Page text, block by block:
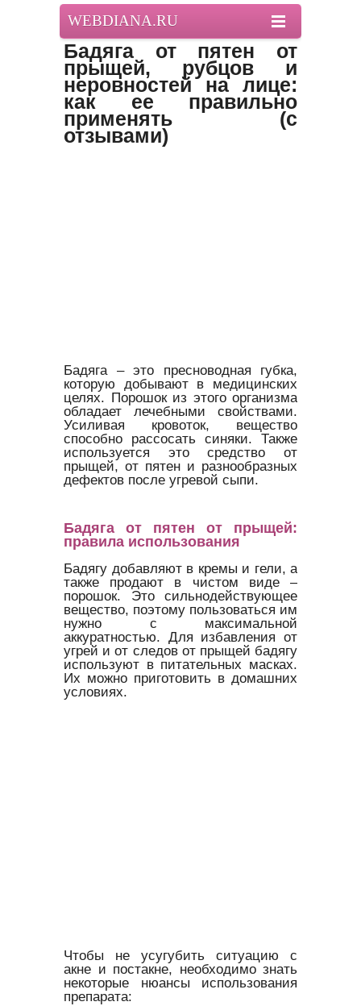
WEBDIANA.RU
Бадяга от пятен от
прыщей, рубцов и
неровностей на лице:
как ее правильно
применять (с
отзывами)
Бадяга – это пресноводная губка,
которую добывают в медицинских
целях. Порошок из этого организма
обладает лечебными свойствами.
Усиливая кровоток, вещество
способно рассосать синяки. Также
используется это средство от
прыщей, от пятен и разнообразных
дефектов после угревой сыпи.
Бадяга от пятен от прыщей:
правила использования
Бадягу добавляют в кремы и гели, а
также продают в чистом виде –
порошок. Это сильнодействующее
вещество, поэтому пользоваться им
нужно с максимальной
аккуратностью. Для избавления от
угрей и от следов от прыщей бадягу
используют в питательных масках.
Их можно приготовить в домашних
условиях.
Чтобы не усугубить ситуацию с
акне и постакне, необходимо знать
некоторые нюансы использования
препарата: